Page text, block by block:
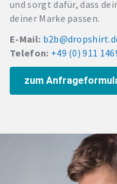
und sorgt dafür, dass
deiner Marke passen.
E-Mail:
Telefon: +49 (0) 911
zum